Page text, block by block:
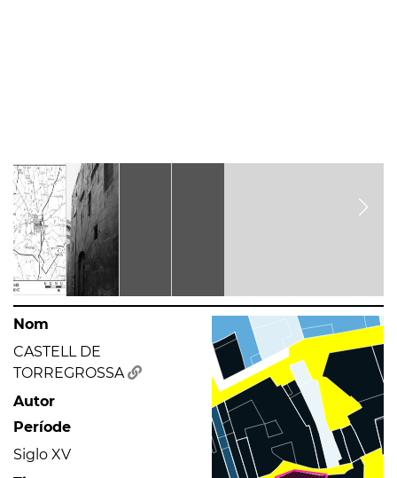
Nom
CASTELL DE
TORREGROSSA
Autor
Període
Siglo XV